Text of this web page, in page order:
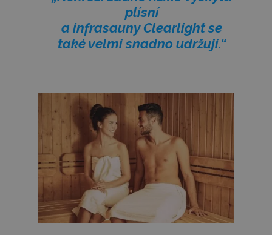
plísní
a infrasauny Clearlight se
také velmi snadno udržují.“